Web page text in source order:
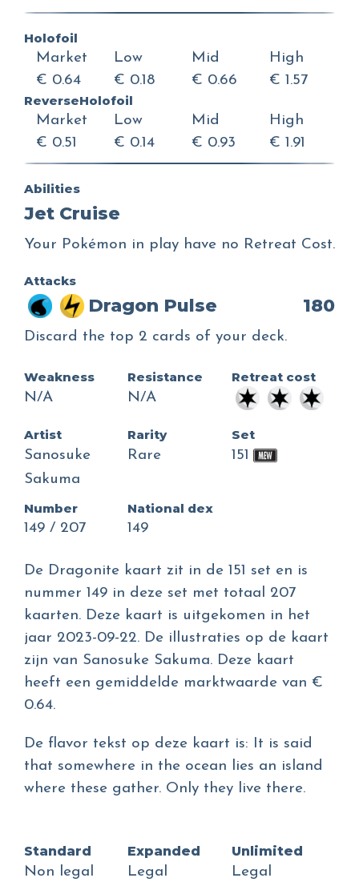
Holofoil
Market
€ 0.64
Low
€ 0.18
Mid
€ 0.66
High
€ 1.57
ReverseHolofoil
Market
€ 0.51
Low
€ 0.14
Mid
€ 0.93
High
€ 1.91
Abilities
Jet Cruise
Your Pokémon in play have no Retreat Cost.
Attacks
Dragon Pulse 180
Discard the top 2 cards of your deck.
Weakness
N/A
Resistance
N/A
Retreat cost
Artist
Sanosuke
Sakuma
Rarity
Rare
Set
151
Number
149 / 207
National dex
149
De Dragonite kaart zit in de 151 set en is
nummer 149 in deze set met totaal 207
kaarten. Deze kaart is uitgekomen in het
jaar 2023-09-22. De illustraties op de kaart
zijn van Sanosuke Sakuma. Deze kaart
heeft een gemiddelde marktwaarde van €
0.64.
De flavor tekst op deze kaart is: It is said
that somewhere in the ocean lies an island
where these gather. Only they live there.
Standard
Non legal
Expanded
Legal
Unlimited
Legal